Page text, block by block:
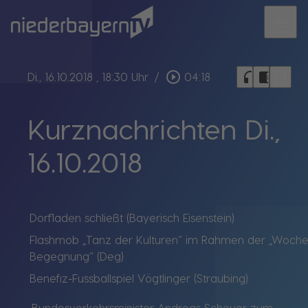
Di., 16.10.2018 , 18:30 Uhr / play_circle_outline 04:18 headphones chrome_reader_mode
Kurznachrichten Di.,
16.10.2018
Dorfladen schließt (Bayerisch Eisenstein)
Flashmob „Tanz der Kulturen“ im Rahmen der
Begegnung“ (Deg)
Benefiz-Fussballspiel Vögtlinger (Straubing)